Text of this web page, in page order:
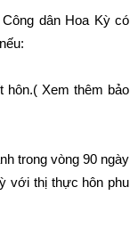
dân Hoa Kỳ có
hôn.( Xem thêm bảo
trong vòng 90 ngày
với thị thực hôn phu